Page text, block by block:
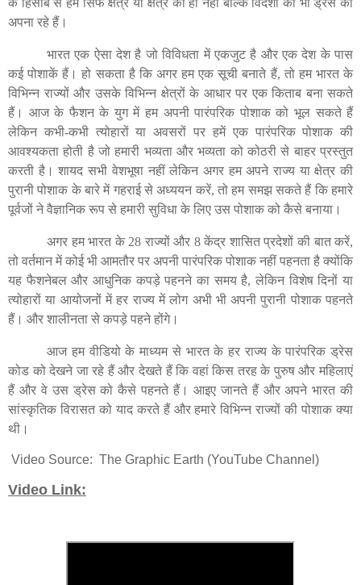
के हिसाब से हम सिर्फ क्षेत्र या क्षेत्र की ही नहीं बल्कि विदेशों की भी ड्रेस को
अपना रहे हैं ।
भारत एक ऐसा देश है जो विविधता में एकजुट है और एक देश के पास
कई पोशाकें हैं ।हो सकता है कि अगर हम एक सूची बनाते हैं, तो हम भारत के
विभिन्न राज्यों और उसके विभिन्न क्षेत्रों के आधार पर एक किताब बना सकते
हैं । आज के फैशन के युग में हम अपनी पारंपरिक पोशाक को भूल सकते हैं
लेकिन कभी-कभी त्योहारों या अवसरों पर हमें एक पारंपरिक पोशाक की
आवश्यकता होती है जो हमारी भव्यता और भव्यता को कोठरी से बाहर प्रस्तुत
करती है।शायद सभी वेशभूषा नहीं लेकिन अगर हम अपने राज्य या क्षेत्र की
पुरानी पोशाक के बारे में गहराई से अध्ययन करें,तो हम समझ सकते हैं कि हमारे
पूर्वजों ने वैज्ञानिक रूप से हमारी सुविधा के लिए उस पोशाक को कैसे बनाया ।
अगर हम भारत के28 राज्यों और 8केंद्र शासित प्रदेशों की बात करें,
तो वर्तमान में कोई भी आमतौर पर अपनी पारंपरिक पोशाक नहीं पहनता है क्योंकि
यह फैशनेबल और आधुनिक कपड़े पहनने का समय है,लेकिन विशेष दिनों या
त्योहारों या आयोजनों में हर राज्य में लोग अभी भी अपनी पुरानी पोशाक पहनते
हैं । और शालीनता से कपड़े पहने होंगे।
आज हम वीडियो के माध्यम से भारत के हर राज्य के पारंपरिक ड्रेस
कोड को देखने जा रहे हैं और देखते हैं कि वहां किस तरह के पुरुष और महिलाएं
हैं और वे उस ड्रेस को कैसे पहनते हैं । आइए जानते हैं और अपने भारत की
सांस्कृतिक विरासत को याद करते हैं और हमारे विभिन्न राज्यों की पोशाक क्या
थी ।
Video Source: The Graphic Earth (YouTube Channel)
Video Link: